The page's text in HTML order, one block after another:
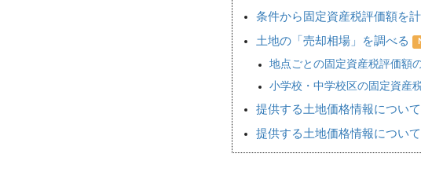
条件から固定資産税評価額を
土地の「売却相場」を調べる
地点ごとの固定資産税評価額
小学校・中学校区の固定資産
提供する土地価格情報について
提供する土地価格情報について